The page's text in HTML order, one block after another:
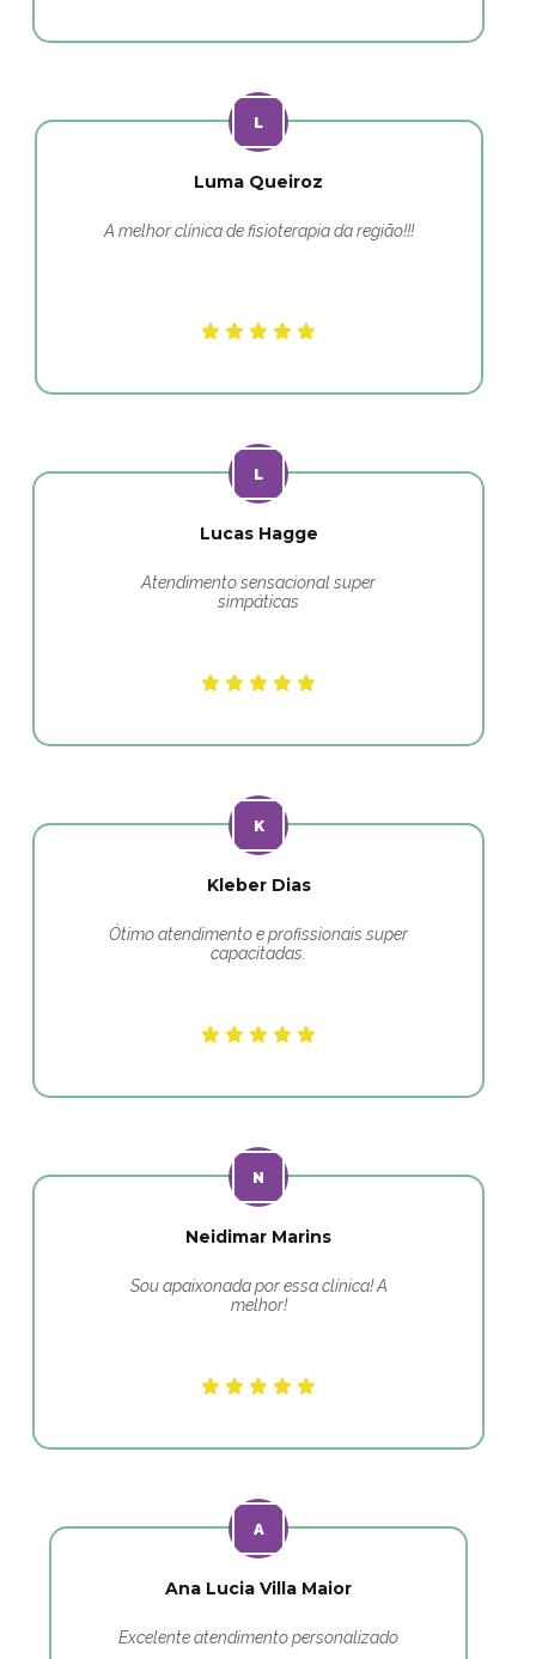
Luma Queiroz
A melhor clínica de fisioterapia da região!!!
Lucas Hagge
Atendimento sensacional super
simpáticas
Kleber Dias
Ótimo atendimento e profissionais super
capacitadas.
Neidimar Marins
Sou apaixonada por essa clínica! A
melhor!
Ana Lucia Villa Maior
Excelente atendimento personalizado